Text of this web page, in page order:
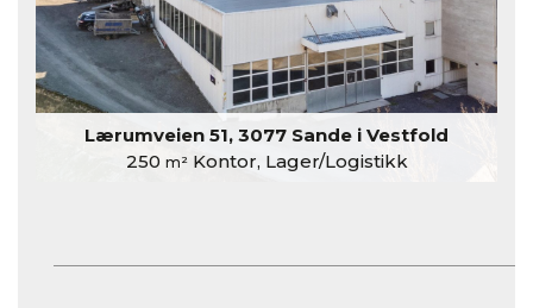
Lærumveien 51, 3077 Sande i Vestfold
250 m²Kontor, Lager/Logistikk